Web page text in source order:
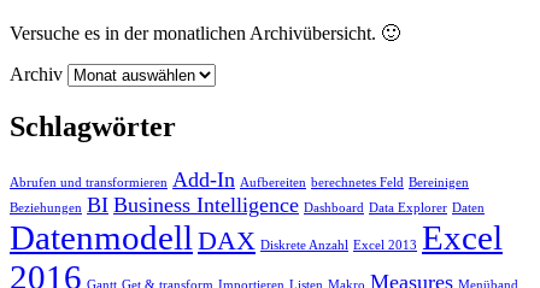
Versuche es in der monatlichen Archivübersicht. 🙂
Archiv
Schlagwörter
Abrufen und transformieren Add-In Aufbereiten berechnetes Feld Bereinigen
Beziehungen BI Business Intelligence Dashboard Data Explorer Daten
Datenmodell DAX Diskrete Anzahl Excel 2013 Excel
2016 Gantt Get & transform Importieren Listen Makro Measures Menüband